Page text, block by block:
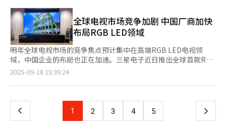
中长期市场重构，爱敬产业的中国市场战略正经历从“回
归”到“重构”的转变。面对消费偏好、平台生态与品牌传播方式
的剧变，爱敬产业正以产品创新和数字化传播为支点，探索韩国美
妆产业的新方向。
聚世界级人才。 教育同样是发展关键。尹元锡指出，如果外国企
业家或研究人员无法携家人一同前来，他们往往不会选择迁入。因
此，IFEZ推动在松岛建设国际教育园区，并在松岛、青罗和永宗扩
建国际学校。目前，该教育园区已引入石溪大学、乔治梅森大学及
纽约州立大学韩国分校海外高校，开设全英文授课。 尹元锡透
露，IFEZ正与佐治亚理工学院、麻省理工学院、约翰霍普金斯大学
及德国弗劳恩霍夫研究所洽谈共建研发中心。他表示，企业、科研
设。尹元锡指出，青罗将被打造为“亚洲好莱坞”，相关法律正在
修订，以为大型制片厂提供投资和拍摄便利。依托完善的机场、物
流及消费基础，仁川有望在内容产业、旅游和高端服务领域形成新
期间，就可能有万人以上中国游客造访首尔、釜山和济州门店。为
此，公司正在与中国多地旅行社及合作伙伴加强协作，并开展联合
营销。 旅游行业普遍认为，中国团体游客免签政策不仅可以提升
游客数量，还能带动酒店、免税店、娱乐休闲等产业复苏，对韩国
内需经济形成积极拉动。目前，新罗酒店的全球会员计划中国注册
人数同比增长超过200%，新世界免税店也在扩大与中国大型流通
企业的合作。业内人士指出，团体游客的集中入境，还有可能带动
更多高收入群体的个人访韩，进一步促进高端消费。
相较之下，LG生活健康第二季度化妆品业务销售额仅6046亿韩
元，同比下降19.4%，营业亏损163亿韩元，成为集团整体业绩下
滑的主要因素。受传统渠道竞争加剧、营销成本上升及对中国市场
依赖度高等因素影响，高端宫廷护肤品牌后（WHOO）占据主营地
位，中低价品牌如碧研菲（belif）、希恩派（CNP）等仅占约
25%，海外价格竞争力不足，增长动力受限。 业内人士认为，LG
生活健康亟需降低对中国市场依赖，拓展北美、日本等新兴市场，
并探索家用美容仪及美妆科技等新兴业务，实现产品和收入多元
化。公司未来增长能否回稳，将取决于全球市场布局、产品创新及
发酵化妆品热潮。2025年发酵类产品占比已达13%，预计未来五
年年复合增长率可达15%，2030年市场规模或达3万亿韩元（约合
人民币154亿元）。爱茉莉太平洋通过雪花秀与SU:M37°等品牌的
后，劳动者用手拣拾人参，放入韩国人参公社（正官庄）提供的黄
色篮筐中。 拥有120余年历史的韩国红参品牌正官庄已与尹贞植签
订收购合同。这一合作模式同样适用于尹贞植在京畿道利川和骊州
拥有的其他八家农场。 人参的生长周期漫长，最长需要八年才能
达到成熟标准。首先，在播种人参种子前，需要花费两年时间管理
和改良土壤，让土地充分积蓄养分；之后进行播种栽培，经过六年
精心培育，人参才能成为珍贵的六年根。采收后的人参经过蒸制、
晒干等工艺处理，就制成了红参。 人参的采收时间通常在秋季（9
月至11月）。尤其是六年根作为优质人参，对栽培条件要求极为严
统、肥沃的土壤等。韩国各地参农需要经过最长八年的精心培育，
才能收获优质人参。 尹贞植在接受记者采访时表示，人参因为生
全球电视市场竞争加剧 中国厂商加快
布局RGB LED领域
明年全球电视市场的竞争焦点预计集中在高端RGB LED电视领
域，中国企业的布局也正在加速。三星电子近日推出全球首款RGB
Micro LED电视，定位奢华，一台售价相当于一辆高档轿车。中国
行业18日消息，TCL日前宣布在中国内需市场推出新款RGB Mini
98英寸四种规格，售价区间为7999元至19999元人民币，远低于
三星115英寸RGB Micro LED电视4490万韩元（约合人民币23万
2025-09-18 19:39:24
上
页
1 2 3 4 5 下